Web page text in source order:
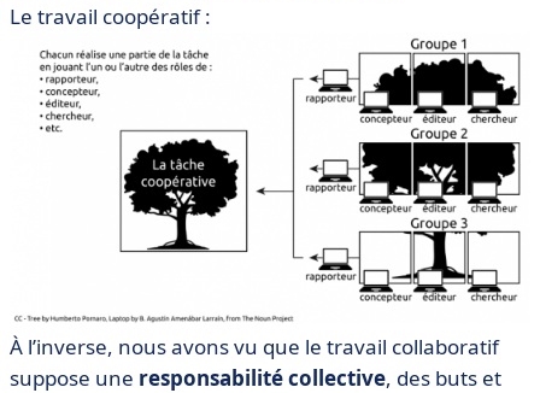
Le travail coopératif :
À l’inverse, nous avons vu que le travail collaboratif
suppose une responsabilité collective, des buts et